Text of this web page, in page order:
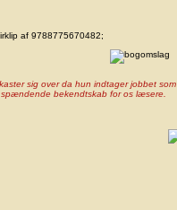
af 9788775670482;
sig over da hun indtager jobbet som
bekendtskab for os læsere.